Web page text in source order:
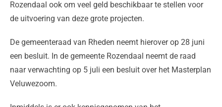
Rozendaal ook om veel geld beschikbaar te stellen voor
de uitvoering van deze grote projecten.
De gemeenteraad van Rheden neemt hierover op 28 juni
een besluit. In de gemeente Rozendaal neemt de raad
naar verwachting op 5 juli een besluit over het Masterplan
Veluwezoom.